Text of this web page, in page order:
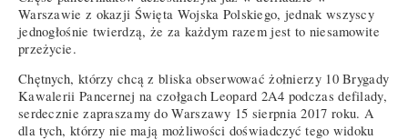
Warszawie z okazji Święta Wojska Polskiego, jednak wszyscy
jednogłośnie twierdzą, że za każdym razem jest to niesamowite
przeżycie.
Chętnych, którzy chcą z bliska obserwować żołnierzy 10 Brygady
Kawalerii Pancernej na czołgach Leopard 2A4 podczas defilady,
serdecznie zapraszamy do Warszawy 15 sierpnia 2017 roku. A
dla tych, którzy nie mają możliwości doświadczyć tego widoku